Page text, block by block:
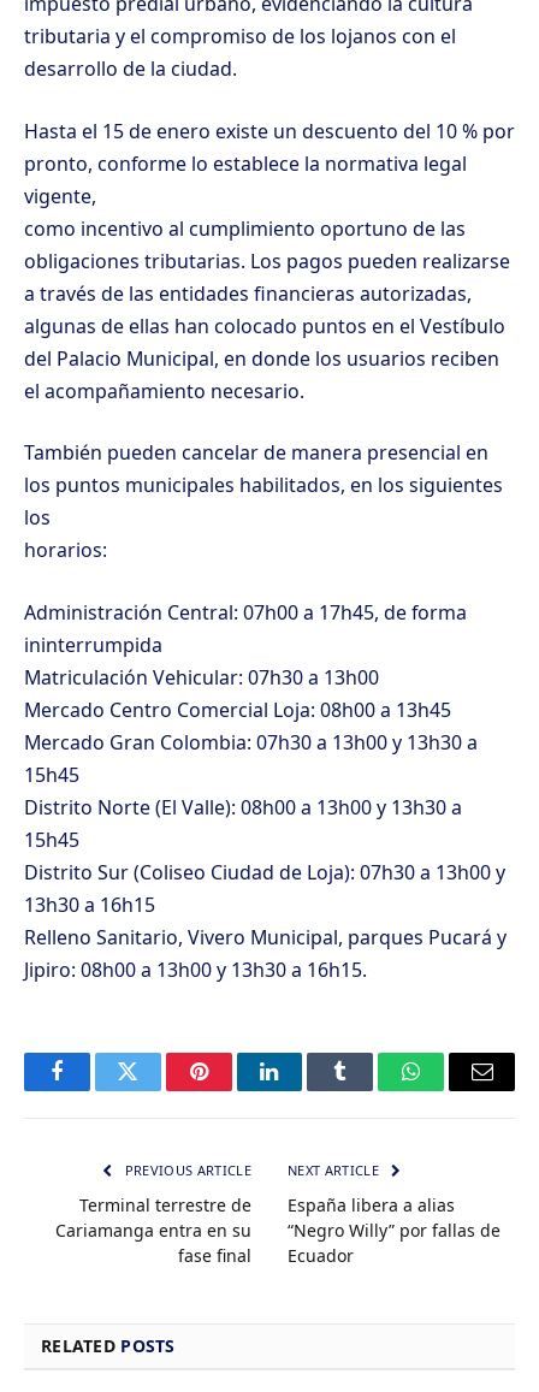
tributaria y el compromiso de los lojanos con el
desarrollo de la ciudad.
Hasta el 15 de enero existe un descuento del 10 % por
pronto, conforme lo establece la normativa legal
vigente,
como incentivo al cumplimiento oportuno de las
obligaciones tributarias. Los pagos pueden realizarse
a través de las entidades financieras autorizadas,
algunas de ellas han colocado puntos en el Vestíbulo
del Palacio Municipal, en donde los usuarios reciben
el acompañamiento necesario.
También pueden cancelar de manera presencial en
los puntos municipales habilitados, en los siguientes
los
horarios:
Administración Central: 07h00 a 17h45, de forma
ininterrumpida
Matriculación Vehicular: 07h30 a 13h00
Mercado Centro Comercial Loja: 08h00 a 13h45
Mercado Gran Colombia: 07h30 a 13h00 y 13h30 a
15h45
Distrito Norte (El Valle): 08h00 a 13h00 y 13h30 a
15h45
Distrito Sur (Coliseo Ciudad de Loja): 07h30 a 13h00 y
13h30 a 16h15
Relleno Sanitario, Vivero Municipal, parques Pucará y
Jipiro: 08h00 a 13h00 y 13h30 a 16h15.
FacebookTwitter PinterestLinkedInTumblr WhatsAppEmail
PREVIOUS ARTICLE
Terminal terrestre de
Cariamanga entra en su
fase final
NEXT ARTICLE
España libera a alias
“Negro Willy” por fallas de
Ecuador
RELATED POSTS